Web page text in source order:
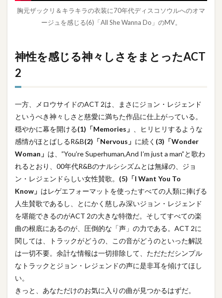
胸元ザックリ＆キラキラの衣装に70年代ディスコソウルへのオマ
ージュを感じる(6)「All She Wanna Do」のMV。
神性を感じる神々しさをまとったACT
2
一方、メロウサイドのACT 2は、まさにジョン・レジェンド
というべき神々しさと慈愛に満ちた作品に仕上がっている。
穏やかに幕を開ける(1)「Memories」
、ヒリヒリするような
感情がほとばしるR&B(2)「Nervous」 に続く (3)「Wonder
Woman」 は、”You’re Superhuman,And I’m just a man”と歌わ
れるとおり、00年代R&Bのナルシシズムとは無縁の、ジョ
ン・レジェンドらしい女性賛歌。 (5)「I Want You To
Know」 はレゲエフォーマットを使ったすべての人類に捧げる
人生賛歌であるし、とにかく慈しみ深いジョン・レジェンド
を堪能できるのがACT 2の大きな特徴だ。そしてすべての楽
曲の根底にあるのが、圧倒的な「声」の力である。ACT 2に
関しては、トラックがどうの、この音がどうのといった解説
は一切不要。余計な情報は一切排除して、ただただシンプル
なトラックとジョン・レジェンドの声に是非耳を傾けてほし
い。
きっと、あなただけのお気に入りの曲が見つかるはずだ。